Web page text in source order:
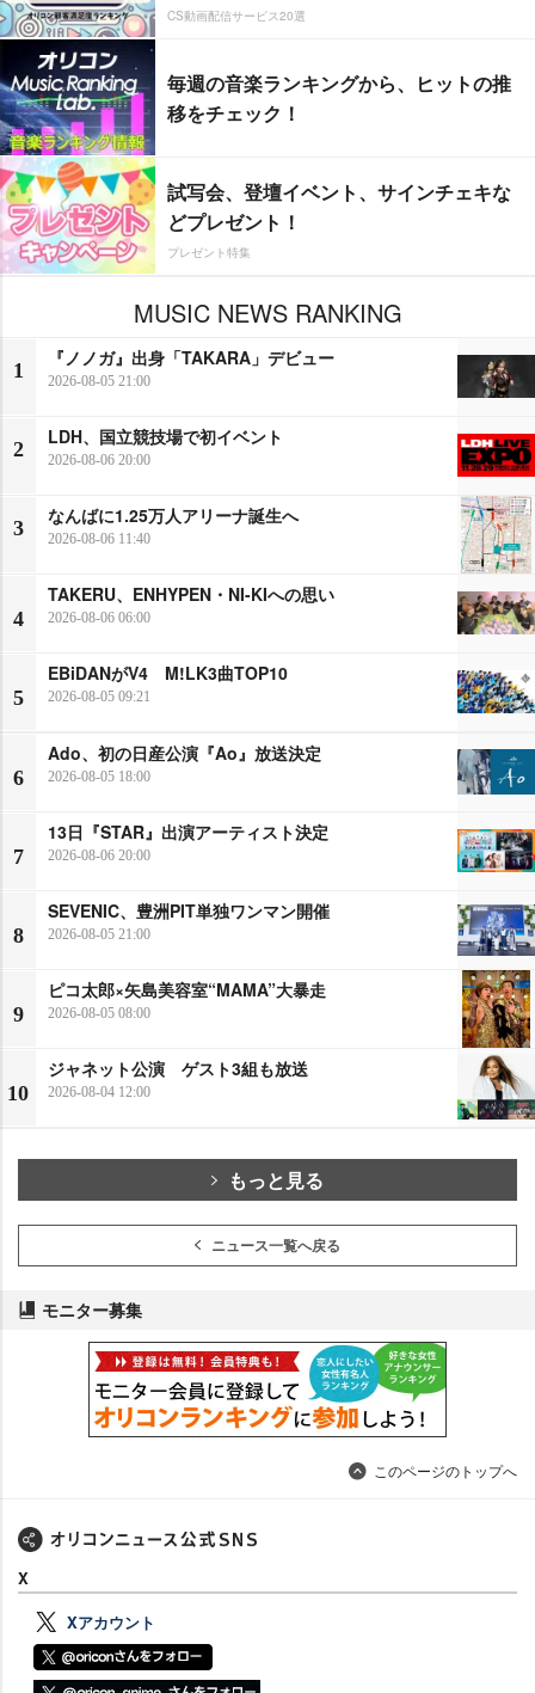
CS動画配信サービス20選
毎週の音楽ランキングから、ヒットの推
移をチェック！
試写会、登壇イベント、サインチェキな
どプレゼント！
プレゼント特集
MUSIC NEWS RANKING
1
『ノノガ』出身「TAKARA」デビュー
2026-08-05 21:00
2
LDH、国立競技場で初イベント
2026-08-06 20:00
3
なんばに1.25万人アリーナ誕生へ
2026-08-06 11:40
4
TAKERU、ENHYPEN・NI-KIへの思い
2026-08-06 06:00
5
EBiDANがV4 M!LK3曲TOP10
2026-08-05 09:21
6
Ado、初の日産公演『Ao』放送決定
2026-08-05 18:00
7
13日『STAR』出演アーティスト決定
2026-08-06 20:00
8
SEVENIC、豊洲PIT単独ワンマン開催
2026-08-05 21:00
9
ピコ太郎×矢島美容室“MAMA”大暴走
2026-08-05 08:00
10
ジャネット公演 ゲスト3組も放送
2026-08-04 12:00
もっと見る
ニュース一覧へ戻る
モニター募集
このページのトップへ
X
Xアカウント